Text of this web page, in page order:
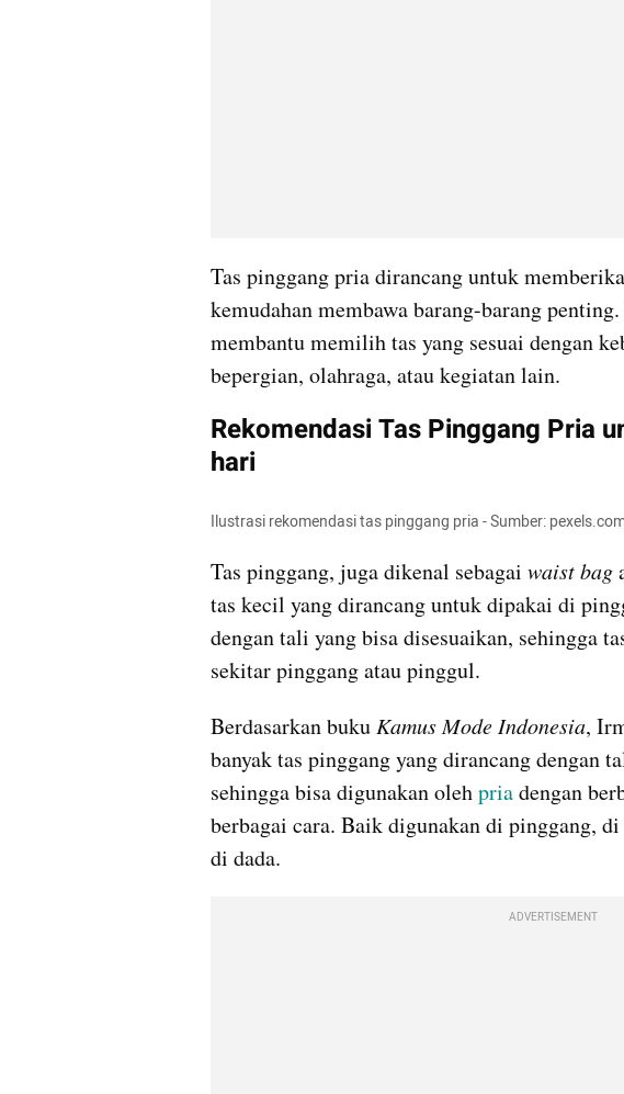
Tas pinggang pria dirancang untuk
kemudahan membawa barang-barang
membantu memilih tas yang sesuai dengan
bepergian, olahraga, atau kegiatan lain.
Rekomendasi Tas Pinggang Pria
hari
Ilustrasi rekomendasi tas pinggang pria - Sumber:
Tas pinggang, juga dikenal sebagai waist bag
tas kecil yang dirancang untuk dipakai di
dengan tali yang bisa disesuaikan, sehingga
sekitar pinggang atau pinggul.
Berdasarkan buku Kamus Mode Indonesia,
banyak tas pinggang yang dirancang dengan
sehingga bisa digunakan oleh pria dengan
berbagai cara. Baik digunakan di pinggang,
di dada.
ADVERTISEMENT